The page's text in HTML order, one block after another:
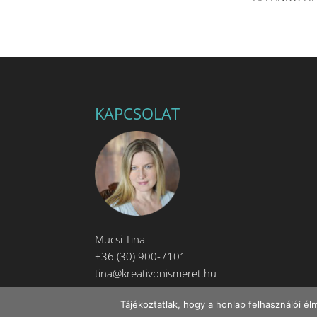
KAPCSOLAT
Mucsi Tina
+36 (30) 900-7101
tina@kreativonismeret.hu
Tájékoztatlak, hogy a honlap felhasználói